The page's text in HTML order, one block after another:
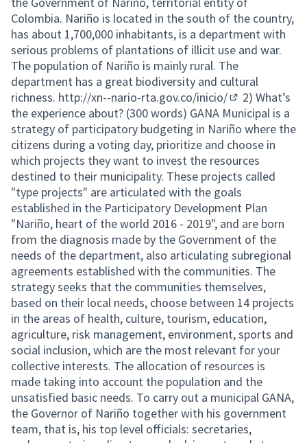
Colombia. Nariño is located in the south of the country,
has about 1,700,000 inhabitants, is a department with
serious problems of plantations of illicit use and war.
The population of Nariño is mainly rural. The
department has a great biodiversity and cultural
richness. http://xn--nario-rta.gov.co/inicio/
(External link)
2) What’s
the experience about? (300 words) GANA Municipal is a
strategy of participatory budgeting in Nariño where the
citizens during a voting day, prioritize and choose in
which projects they want to invest the resources
destined to their municipality. These projects called
"type projects" are articulated with the goals
established in the Participatory Development Plan
"Nariño, heart of the world 2016 - 2019", and are born
from the diagnosis made by the Government of the
needs of the department, also articulating subregional
agreements established with the communities. The
strategy seeks that the communities themselves,
based on their local needs, choose between 14 projects
in the areas of health, culture, tourism, education,
agriculture, risk management, environment, sports and
social inclusion, which are the most relevant for your
collective interests. The allocation of resources is
made taking into account the population and the
unsatisfied basic needs. To carry out a municipal GANA,
the Governor of Nariño together with his government
team, that is, his top level officials: secretaries,